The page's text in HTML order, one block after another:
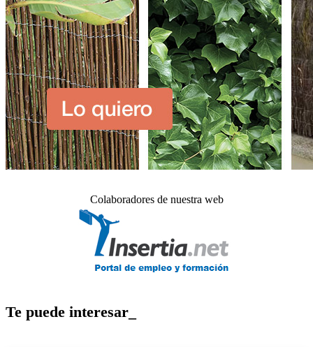
Colaboradores de nuestra web
Te puede interesar_